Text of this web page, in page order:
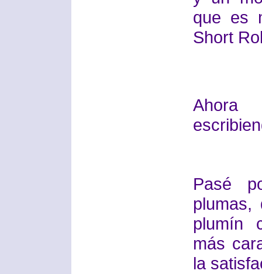
que es
Short
Ahora
Pasé
plumas,
plumín
más
la